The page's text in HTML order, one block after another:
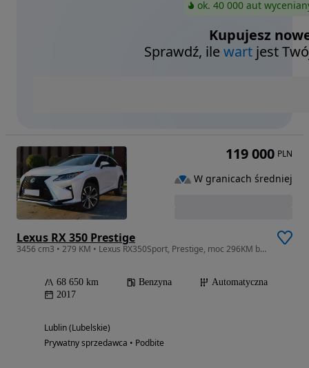
ok. 40 000 aut
Kupujesz
Sprawdź, ilewart jest
Lexus RX 350 Prestige
3456 cm3 • 279 KM • Lexus RX350Sport, Prestige, moc 296KM biała perła,relingi, zimowe koła
68 650 km Benzyna
Automatyczna
2017
Lublin (Lubelskie)
Prywatny sprzedawca • Podbite
119 000 PLN
W granicach średniej